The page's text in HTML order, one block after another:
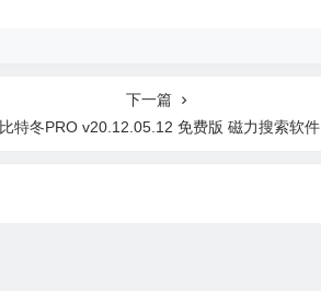
下一篇
比特冬PRO v20.12.05.12 免费版 磁力搜索软件